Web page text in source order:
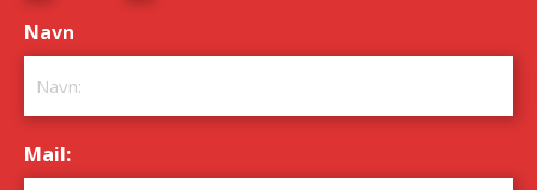
Navn
Mail: